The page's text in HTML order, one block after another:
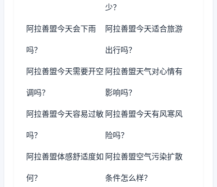
少？
阿拉善盟今天会下雨
吗？
阿拉善盟今天适合旅游
出行吗？
阿拉善盟今天需要开空
调吗？
阿拉善盟天气对心情有
影响吗？
阿拉善盟今天容易过敏
吗？
阿拉善盟今天有风寒风
险吗？
阿拉善盟体感舒适度如
何？
阿拉善盟空气污染扩散
条件怎么样？